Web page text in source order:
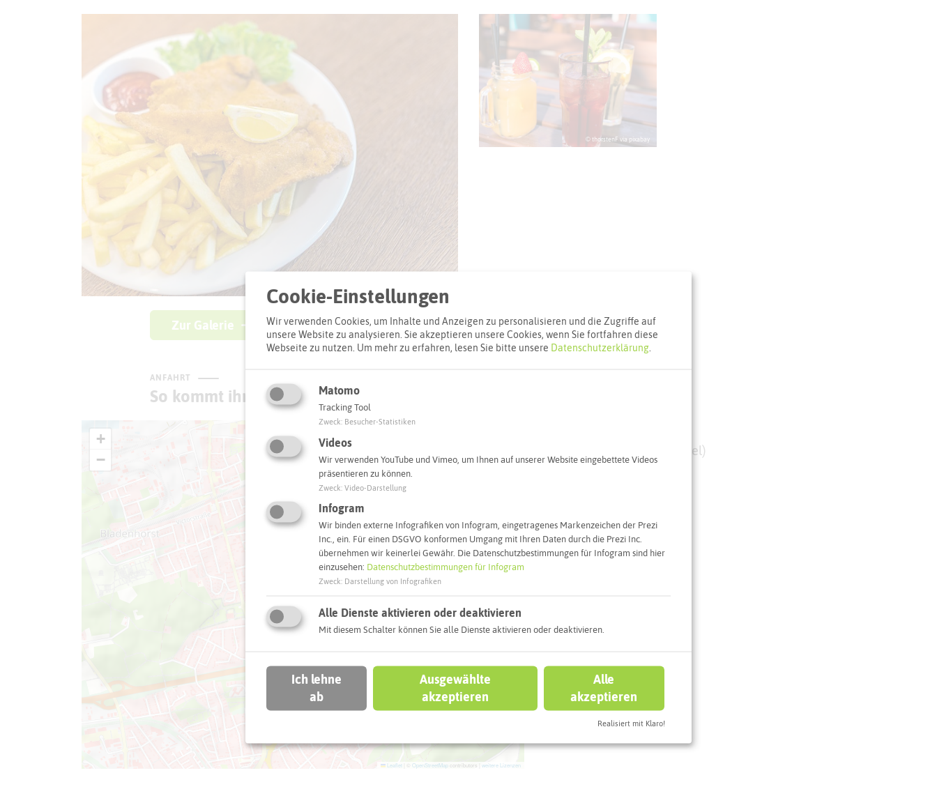
© Lukas via Pexels.com
© thorstenF via pixabay
Zur Galerie
ANFAHRT
So kommt ihr zum Ziel
+
−
Leaflet OpenStreetMap contributors | weitere Lizenzen
Cafe del Sol (Castrop-Rauxel)
Grutholzallee 5
Cookie-Einstellungen
Wir verwenden Cookies, um Inhalte und Anzeigen zu personalisieren und die Zugriffe auf
unsere Website zu analysieren. Sie akzeptieren unsere Cookies, wenn Sie fortfahren diese
Webseite zu nutzen. Um mehr zu erfahren, lesen Sie bitte unsere Datenschutzerklärung.
Matomo
Tracking Tool
Zweck: Besucher-Statistiken
Videos
Wir verwenden YouTube und Vimeo, um Ihnen auf unserer Website eingebettete Videos
präsentieren zu können.
Zweck: Video-Darstellung
Infogram
Wir binden externe Infografiken von Infogram, eingetragenes Markenzeichen der Prezi
Inc., ein. Für einen DSGVO konformen Umgang mit Ihren Daten durch die Prezi Inc.
übernehmen wir keinerlei Gewähr. Die Datenschutzbestimmungen für Infogram sind hier
einzusehen: Datenschutzbestimmungen für Infogram
Zweck: Darstellung von Infografiken
Alle Dienste aktivieren oder deaktivieren
Mit diesem Schalter können Sie alle Dienste aktivieren oder deaktivieren.
Ich lehne
ab
Ausgewählte
akzeptieren
Alle
akzeptieren
Realisiert mit Klaro!